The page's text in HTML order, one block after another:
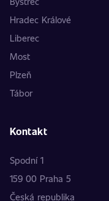
Hradec Králové
Liberec
Most
Plzeň
Tábor
Kontakt
Spodní 1
159 00 Praha 5
Česká republika